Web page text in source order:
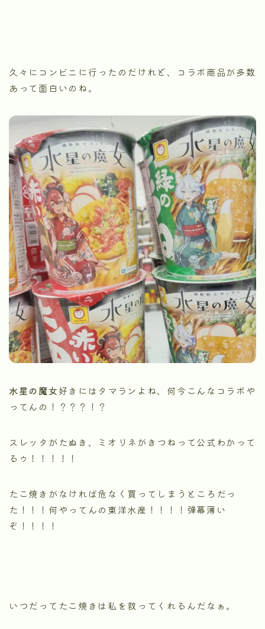
久々にコンビニに行ったのだけれど、コラボ商品が多数
あって面白いのね。
水星の魔女好きにはタマランよね、何今こんなコラボや
ってんの！？？？！？
スレッタがたぬき、ミオリネがきつねって公式わかって
るゥ！！！！！
たこ焼きがなければ危なく買ってしまうところだっ
た！！！何やってんの東洋水産！！！！弾幕薄い
ぞ！！！！
いつだってたこ焼きは私を救ってくれるんだなぁ。